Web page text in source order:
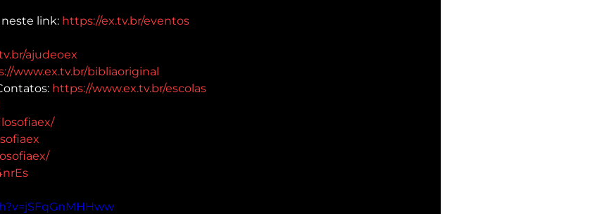
neste link: https://ex.tv.br/eventos
ajudeoex
www.ex.tv.br/bibliaoriginal
https://www.ex.tv.br/escolas